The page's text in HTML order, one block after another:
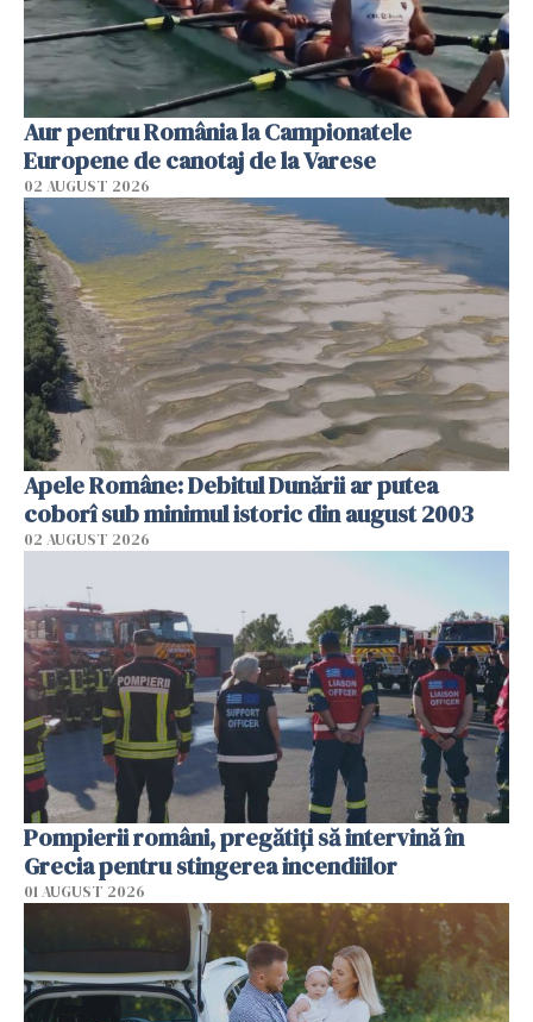
Aur pentru România la Campionatele
Europene de canotaj de la Varese
02 AUGUST 2026
Apele Române: Debitul Dunării ar putea
coborî sub minimul istoric din august 2003
02 AUGUST 2026
Pompierii români, pregătiţi să intervină în
Grecia pentru stingerea incendiilor
01 AUGUST 2026